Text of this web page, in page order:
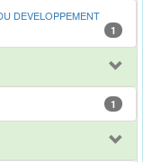
DEVELOPPEMENT
1
1